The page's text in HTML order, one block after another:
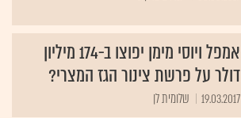
אמפל ויוסי מימן יפוצו ב-174 מיליון
דולר על פרשת צינור הגז המצרי?
19.03.2017 שלומית לן